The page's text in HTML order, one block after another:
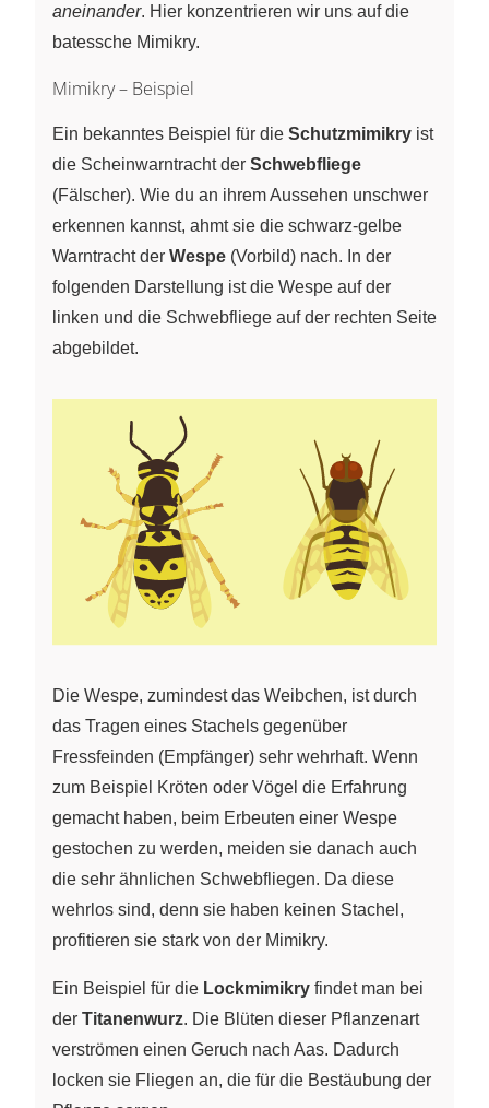
aneinander. Hier konzentrieren wir uns auf die
batessche Mimikry.
Mimikry – Beispiel
Ein bekanntes Beispiel für die Schutzmimikry ist
die Scheinwarntracht der Schwebfliege
(Fälscher). Wie du an ihrem Aussehen unschwer
erkennen kannst, ahmt sie die schwarz-gelbe
Warntracht der Wespe (Vorbild) nach. In der
folgenden Darstellung ist die Wespe auf der
linken und die Schwebfliege auf der rechten Seite
abgebildet.
Die Wespe, zumindest das Weibchen, ist durch
das Tragen eines Stachels gegenüber
Fressfeinden (Empfänger) sehr wehrhaft. Wenn
zum Beispiel Kröten oder Vögel die Erfahrung
gemacht haben, beim Erbeuten einer Wespe
gestochen zu werden, meiden sie danach auch
die sehr ähnlichen Schwebfliegen. Da diese
wehrlos sind, denn sie haben keinen Stachel,
profitieren sie stark von der Mimikry.
Ein Beispiel für die Lockmimikry findet man bei
der Titanenwurz. Die Blüten dieser Pflanzenart
verströmen einen Geruch nach Aas. Dadurch
locken sie Fliegen an, die für die Bestäubung der